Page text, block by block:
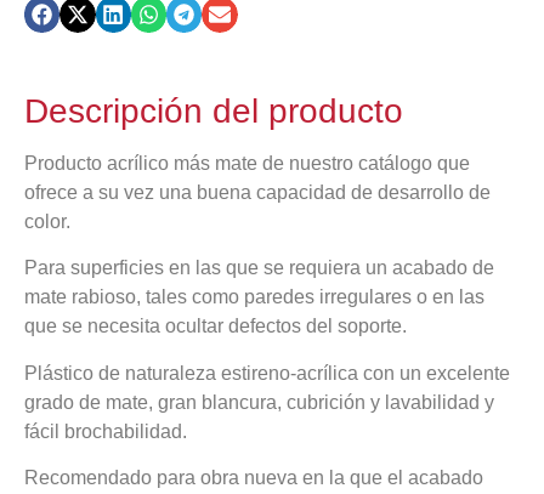
Descripción del producto
Producto acrílico más mate de nuestro catálogo que
ofrece a su vez una buena capacidad de desarrollo de
color.
Para superficies en las que se requiera un acabado de
mate rabioso, tales como paredes irregulares o en las
que se necesita ocultar defectos del soporte.
Plástico de naturaleza estireno-acrílica con un excelente
grado de mate, gran blancura, cubrición y lavabilidad y
fácil brochabilidad.
Recomendado para obra nueva en la que el acabado